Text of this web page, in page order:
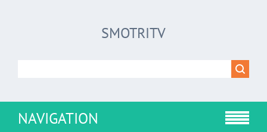
SMOTRITV
NAVIGATION